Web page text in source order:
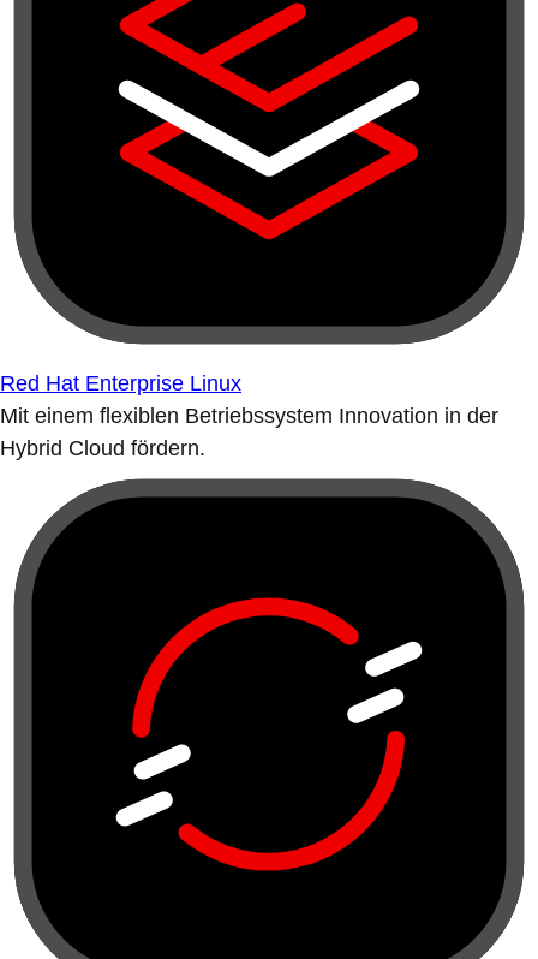
Red Hat Enterprise Linux
Mit einem flexiblen Betriebssystem Innovation in der
Hybrid Cloud fördern.